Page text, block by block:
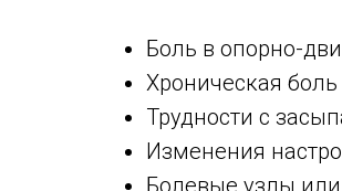
Боль в опорно-
Хроническая боль
Трудности с
Изменения
Болевые узлы